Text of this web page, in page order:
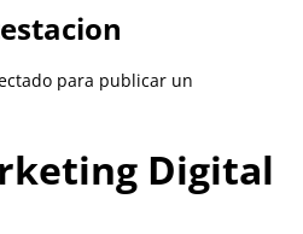
para publicar un
Digital